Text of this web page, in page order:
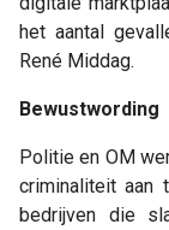
het aantal
René Middag.
Bewustwording
Politie en OM
criminaliteit aan
bedrijven die